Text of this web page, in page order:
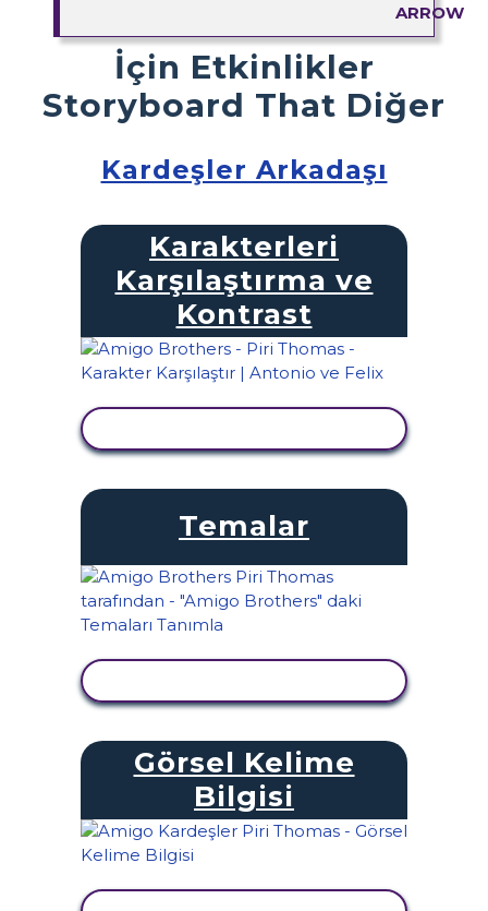
İçin Etkinlikler
Storyboard That Diğer
Kardeşler Arkadaşı
Karakterleri
Karşılaştırma ve
Kontrast
Temalar
Görsel Kelime
Bilgisi